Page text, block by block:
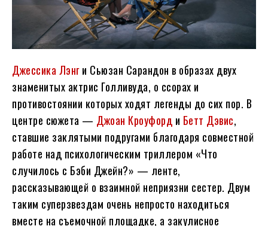
Джессика Лэнги Сьюзан Сарандон в образах двух
знаменитых актрис Голливуда, о ссорах и
противостоянии которых ходят легенды до сих пор. В
центре сюжета — Джоан Кроуфорд и Бетт Дэвис,
ставшие заклятыми подругами благодаря совместной
работе над психологическим триллером «Что
случилось с Бэби Джейн?» — ленте,
рассказывающей о взаимной неприязни сестер. Двум
таким суперзвездам очень непросто находиться
вместе на съемочной площадке, а закулисное